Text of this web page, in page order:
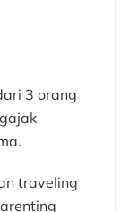
3 orang
traveling